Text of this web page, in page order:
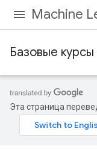
Machine
Базовые курсы
Эта страница